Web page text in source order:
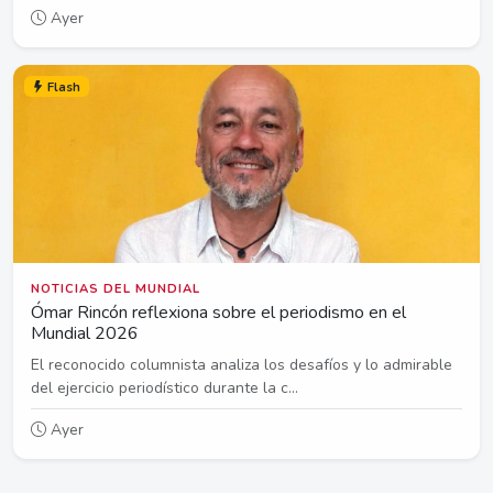
Ayer
Flash
NOTICIAS DEL MUNDIAL
Ómar Rincón reflexiona sobre el periodismo en el
Mundial 2026
El reconocido columnista analiza los desafíos y lo admirable
del ejercicio periodístico durante la c...
Ayer